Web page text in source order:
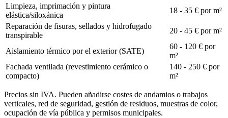
Limpieza, imprimación y pintura
elástica/siloxánica
18 - 35 € por m²
Reparación de fisuras, sellados y hidrofugado
transpirable
20 - 45 € por m²
Aislamiento térmico por el exterior (SATE)
60 - 120 € por
m²
Fachada ventilada (revestimiento cerámico o
compacto)
140 - 250 € por
m²
Precios sin IVA. Pueden añadirse costes de andamios o trabajos
verticales, red de seguridad, gestión de residuos, muestras de color,
ocupación de vía pública y permisos municipales.